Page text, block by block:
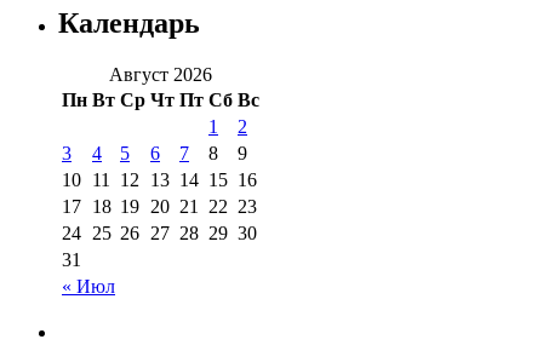
Календарь
Август 2026
Пн Вт Ср Чт Пт Сб Вс
« Июл
1
2
3
4 5 6 7 8
9
10 11 12 13 14 15 16
17 18 19 20 21 22 23
24 25 26 27 28 29 30
31